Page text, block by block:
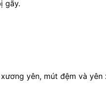
gãy.
yên, mút đệm và